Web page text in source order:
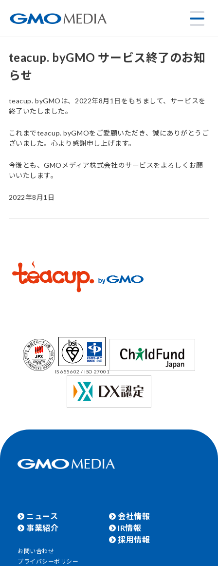
teacup. byGMO サービス終了のお知
らせ
teacup. byGMOは、2022年8月1日をもちまして、サービスを
終了いたしました。
これまでteacup. byGMOをご愛顧いただき、誠にありがとうご
ざいました。心より感謝申し上げます。
今後とも、GMOメディア株式会社のサービスをよろしくお願
いいたします。
2022年8月1日
IS 655602 / ISO 27001
ニュース
事業紹介
会社情報
IR情報
採用情報
お問い合わせ
プライバシーポリシー